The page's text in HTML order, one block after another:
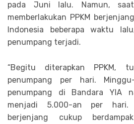
pada Juni lalu. Namun,
memberlakukan PPKM
Indonesia beberapa waktu
penumpang terjadi.
“Begitu diterapkan PPKM,
penumpang per hari.
penumpang di Bandara YIA
menjadi 5.000-an per hari.
berjenjang cukup